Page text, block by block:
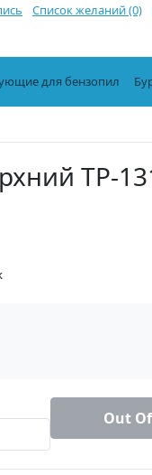
Список желаний (0)
для бензопил
TP-
Out